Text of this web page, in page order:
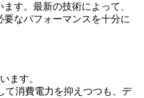
す。最新の技術によって、
なパフォーマンスを十分に
ます。
て消費電力を抑えつつも、デ